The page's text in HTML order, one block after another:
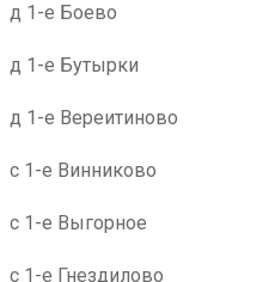
д 1-е Боево
д 1-е Бутырки
д 1-е Вереитиново
с 1-е Винниково
с 1-е Выгорное
с 1-е Гнездилово